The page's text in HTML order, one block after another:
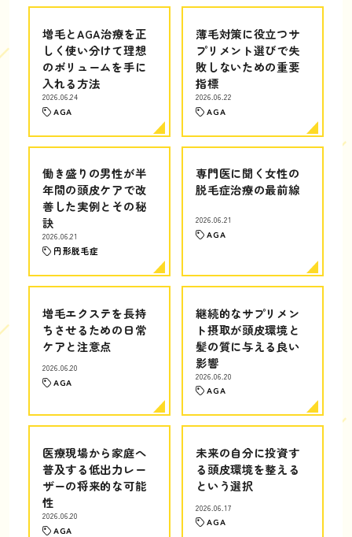
増毛とAGA治療を正
しく使い分けて理想
のボリュームを手に
入れる方法
2026.06.24
AGA
薄毛対策に役立つサ
プリメント選びで失
敗しないための重要
指標
2026.06.22
AGA
働き盛りの男性が半
年間の頭皮ケアで改
善した実例とその秘
訣
2026.06.21
円形脱毛症
専門医に聞く女性の
脱毛症治療の最前線
2026.06.21
AGA
増毛エクステを長持
ちさせるための日常
ケアと注意点
2026.06.20
AGA
継続的なサプリメン
ト摂取が頭皮環境と
髪の質に与える良い
影響
2026.06.20
AGA
医療現場から家庭へ
普及する低出力レー
ザーの将来的な可能
性
2026.06.20
AGA
未来の自分に投資す
る頭皮環境を整える
という選択
2026.06.17
AGA